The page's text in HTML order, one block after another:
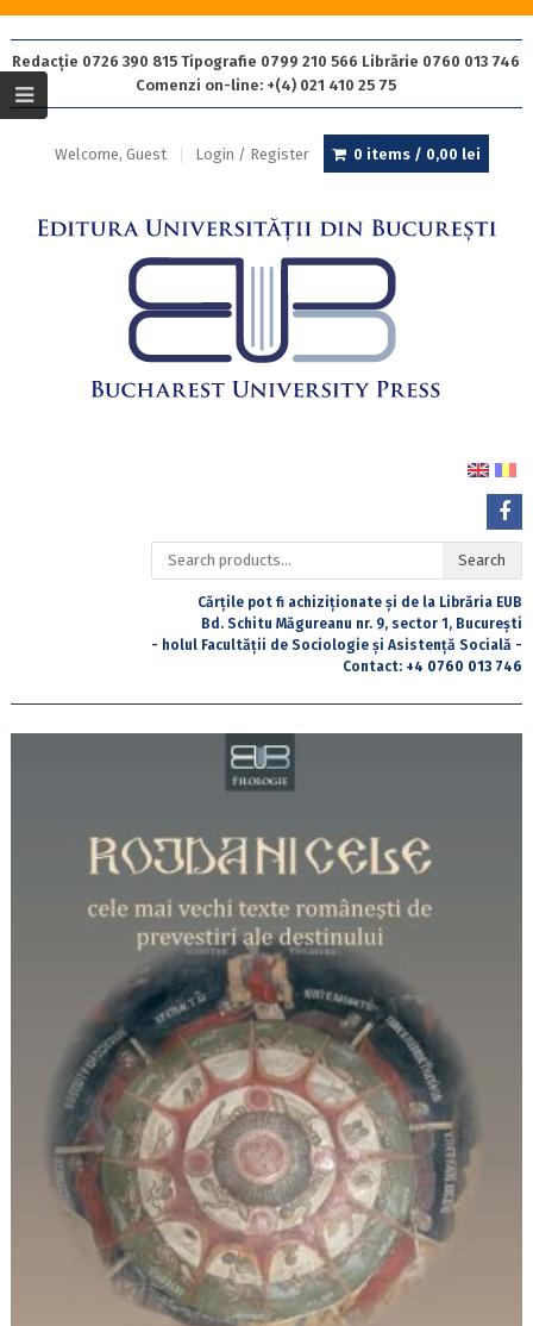
Redacție 0726 390 815 Tipografie 0799 210 566 Librărie 0760 013 746
Comenzi on-line: +(4) 021 410 25 75
Welcome, Guest Login / Register 0 items / 0,00 lei
Search
for:
Search
Cărțile pot fi achiziționate și de la Librăria EUB
Bd. Schitu Măgureanu nr. 9, sector 1, București
- holul Facultății de Sociologie și Asistență Socială -
Contact: +4 0760 013 746